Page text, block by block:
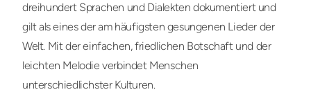
dreihundert Sprachen und Dialekten dokumentiert und
gilt als eines der am häufigsten gesungenen Lieder der
Welt. Mit der einfachen, friedlichen Botschaft und der
leichten Melodie verbindet Menschen
unterschiedlichster Kulturen.